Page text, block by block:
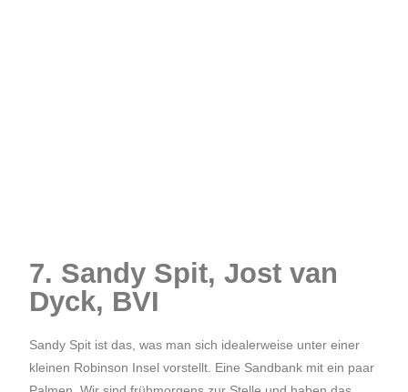
7. Sandy Spit, Jost van
Dyck, BVI
Sandy Spit ist das, was man sich idealerweise unter einer
kleinen Robinson Insel vorstellt. Eine Sandbank mit ein paar